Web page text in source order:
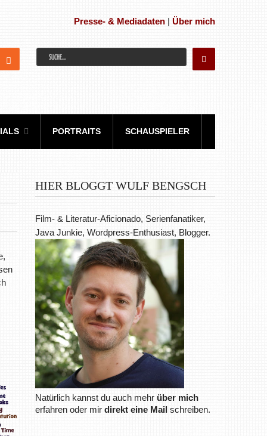
Presse- & Mediadaten | Über mich
PORTRAITS SCHAUSPIELER
HIER BLOGGT WULF BENGSCH
Film- & Literatur-Aficionado, Serienfanatiker,
Java Junkie, Wordpress-Enthusiast, Blogger.
Natürlich kannst du auch mehr über mich
erfahren oder mirdirekt eine Mail schreiben.